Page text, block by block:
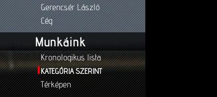
Gerencsér László
Cég
Munkáink
Kronologikus lista
KATEGÓRIA SZERINT
Térképen